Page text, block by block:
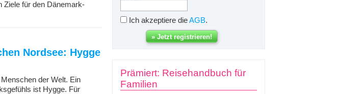
Ziele für den Dänemark-
Nordsee: Hygge
der Welt. Ein
ist Hygge. Für
Ich akzeptiere dieAGB.
Prämiert: Reisehandbuch für
Familien